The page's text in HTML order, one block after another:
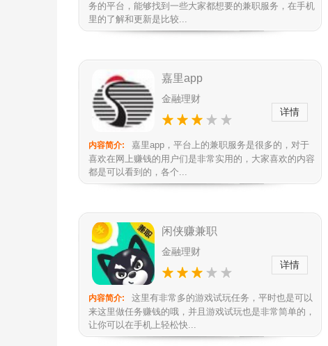
务的平台，能够找到一些大家都想要的兼职服务，在手机
里的了解和更新是比较...
嘉里app
金融理财
详情
内容简介:
嘉里app，平台上的兼职服务是很多的，对于
喜欢在网上赚钱的用户们是非常实用的，大家喜欢的内容
都是可以看到的，各个...
闲侠赚兼职
金融理财
详情
内容简介:
这里有非常多的游戏试玩任务，平时也是可以
来这里做任务赚钱的哦，并且游戏试玩也是非常简单的，
让你可以在手机上轻松快...